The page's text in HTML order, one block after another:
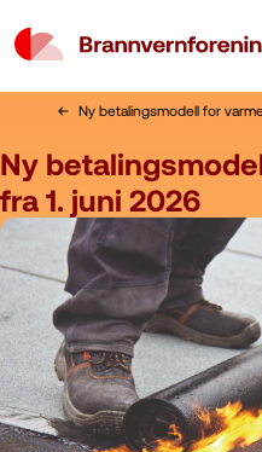
Ny betalingsmodell for
Ny
fra 1. juni 2026